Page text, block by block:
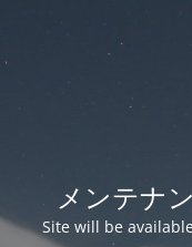
メンテナ
Site will be